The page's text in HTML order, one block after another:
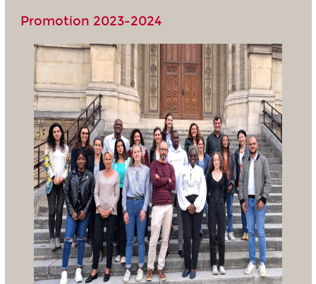
Promotion 2023-2024